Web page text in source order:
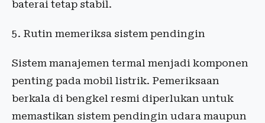
baterai tetap stabil.
5. Rutin memeriksa sistem pendingin
Sistem manajemen termal menjadi komponen
penting pada mobil listrik. Pemeriksaan
berkala di bengkel resmi diperlukan untuk
memastikan sistem pendingin udara maupun